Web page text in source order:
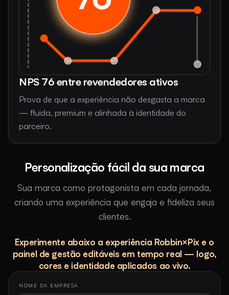
NPS 76 entre revendedores ativos
Prova de que a experiência não desgasta a marca
— fluida, premium e alinhada à identidade do
parceiro.
Personalização fácil da sua marca
Sua marca como protagonista em cada jornada,
criando uma experiência que engaja e fideliza seus
clientes.
Experimente abaixo a experiência Robbin×Pix e o
painel de gestão editáveis em tempo real — logo,
cores e identidade aplicados ao vivo.
NOME DA EMPRESA